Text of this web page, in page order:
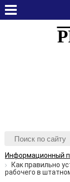
Информационный
Как правильно
рабочего в